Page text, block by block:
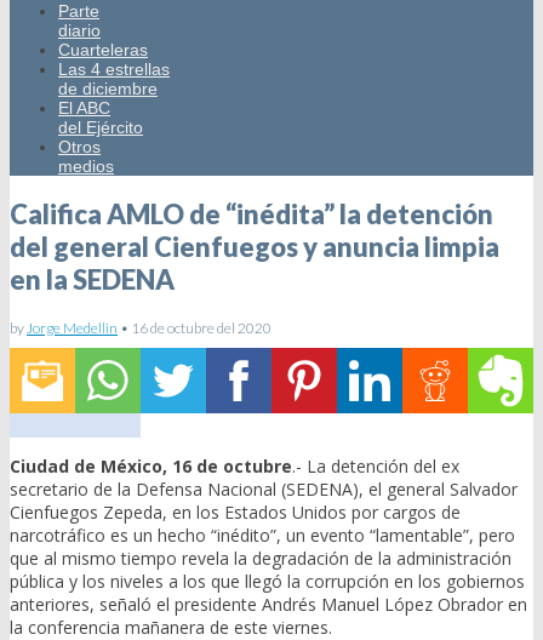
Parte
diario
Cuarteleras
Las 4 estrellas
de diciembre
El ABC
del Ejército
Otros
medios
Califica AMLO de “inédita” la detención
del general Cienfuegos y anuncia limpia
en la SEDENA
by Jorge Medellin • 16 de octubre del 2020
Ciudad de México, 16 de octubre.- La detención del ex
secretario de la Defensa Nacional (SEDENA), el general Salvador
Cienfuegos Zepeda, en los Estados Unidos por cargos de
narcotráfico es un hecho “inédito”, un evento “lamentable”, pero
que al mismo tiempo revela la degradación de la administración
pública y los niveles a los que llegó la corrupción en los gobiernos
anteriores, señaló el presidente Andrés Manuel López Obrador en
la conferencia mañanera de este viernes.